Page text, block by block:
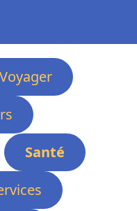
Voyager
Santé